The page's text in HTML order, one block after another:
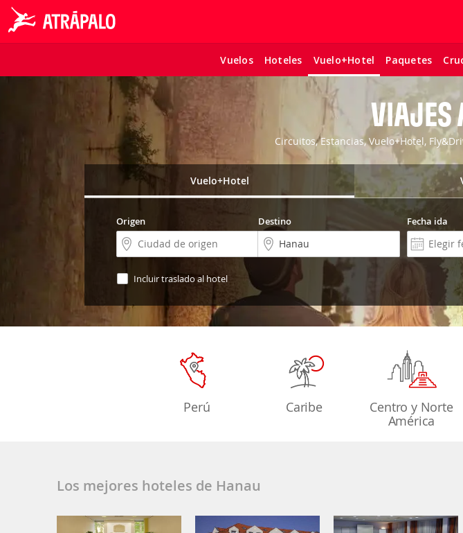
Vuelos Hoteles Vuelo+Hotel Paquetes
VIAJES
Circuitos, Estancias, Vuelo+Hotel,
Vuelo+Hotel
Origen Destino Fecha ida
Incluir traslado al hotel
Perú Caribe
Centro y Norte
América
Los mejores hoteles de Hanau